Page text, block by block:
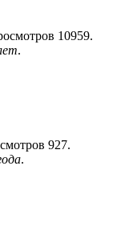
10959.
.
927.
.